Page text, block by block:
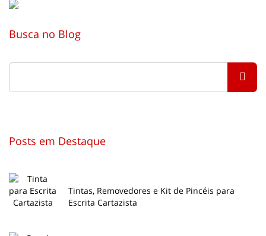
Busca no Blog
Posts em Destaque
Tintas, Removedores e Kit de Pincéis para
Escrita Cartazista